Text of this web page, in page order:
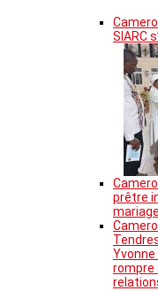
SIARC
prêtre
mariage
Yvonne
rompre